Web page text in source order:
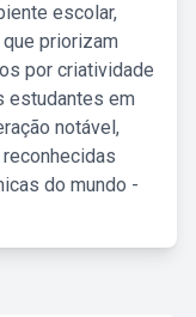
escolar,
priorizam
por criatividade
estudantes em
notável,
do mundo -